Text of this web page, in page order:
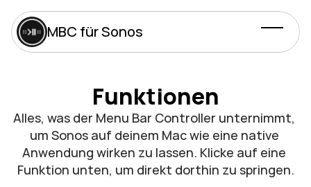
MBC für Sonos
Funktionen
Alles, was der Menu Bar Controller unternimmt,
um Sonos auf deinem Mac wie eine native
Anwendung wirken zu lassen. Klicke auf eine
Funktion unten, um direkt dorthin zu springen.